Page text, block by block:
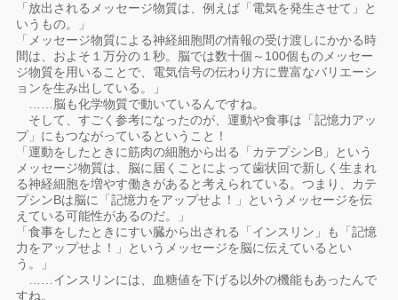
「放出されるメッセージ物質は、例えば「電気を発生させて」と
いうもの。」
「メッセージ物質による神経細胞間の情報の受け渡しにかかる時
間は、およそ１万分の１秒。脳では数十個～100個ものメッセー
ジ物質を用いることで、電気信号の伝わり方に豊富なバリエーシ
ョンを生み出している。」
……脳も化学物質で動いているんですね。
そして、すごく参考になったのが、運動や食事は「記憶力アッ
プ」にもつながっているということ！
「運動をしたときに筋肉の細胞から出る「カテプシンB」という
メッセージ物質は、脳に届くことによって歯状回で新しく生まれ
る神経細胞を増やす働きがあると考えられている。つまり、カテ
プシンBは脳に「記憶力をアップせよ！」というメッセージを伝
えている可能性があるのだ。」
「食事をしたときにすい臓から出される「インスリン」も「記憶
力をアップせよ！」というメッセージを脳に伝えているとい
う。」
……インスリンには、血糖値を下げる以外の機能もあったんで
すね。